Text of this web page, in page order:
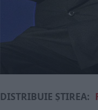
DISTRIBUIE ȘTIREA: